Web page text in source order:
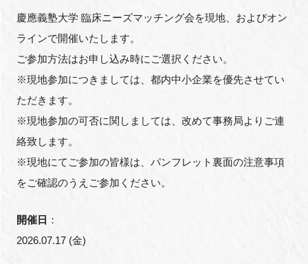
施設・アクセス
FAQ
イベントお知らせメール登録
慶應義塾大学 臨床ニーズマッチング会を現地、およびオン
ラインで開催いたします。
ご参加方法はお申し込み時にご選択ください。
※現地参加につきましては、都内中小企業を優先させてい
ただきます。
※現地参加の可否に関しましては、改めて事務局よりご連
絡致します。
※現地にてご参加の皆様は、パンフレット裏面の注意事項
をご確認のうえご参加ください。
開催日 ：
2026.07.17 (金)